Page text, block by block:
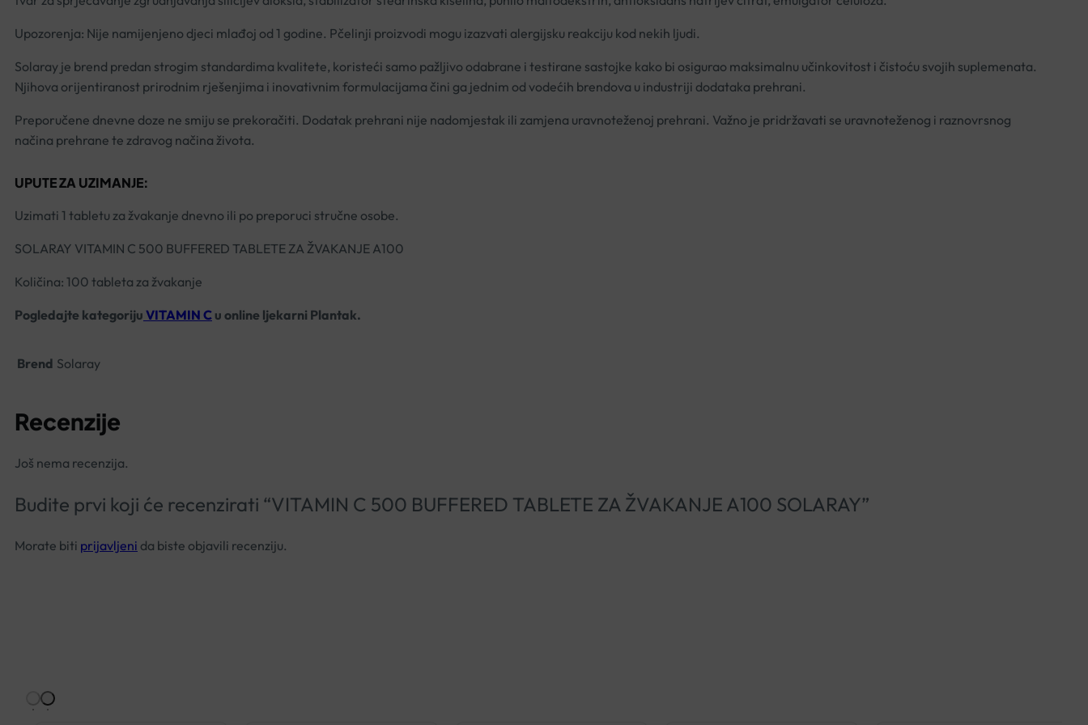
Upozorenja: Nije namijenjeno djeci mlađoj od 1 godine. Pčelinji proizvodi mogu izazvati alergijsku reakciju kod nekih ljudi.
Solaray je brend predan strogim standardima kvalitete, koristeći samo pažljivo odabrane i testirane sastojke kako bi osigurao maksimalnu učinkovitost i čistoću svojih suplemenata.
Njihova orijentiranost prirodnim rješenjima i inovativnim formulacijama čini ga jednim od vodećih brendova u industriji dodataka prehrani.
Preporučene dnevne doze ne smiju se prekoračiti. Dodatak prehrani nije nadomjestak ili zamjena uravnoteženoj prehrani. Važno je pridržavati se uravnoteženog i raznovrsnog
načina prehrane te zdravog načina života.
UPUTE ZA UZIMANJE:
Uzimati 1 tabletu za žvakanje dnevno ili po preporuci stručne osobe.
SOLARAY VITAMIN C 500 BUFFERED TABLETE ZA ŽVAKANJE A100
Količina: 100 tableta za žvakanje
Pogledajte kategoriju VITAMIN C u online ljekarni Plantak.
Brend Solaray
Recenzije
Još nema recenzija.
Budite prvi koji će recenzirati “VITAMIN C 500 BUFFERED TABLETE ZA ŽVAKANJE A100 SOLARAY”
Morate biti prijavljeni da biste objavili recenziju.